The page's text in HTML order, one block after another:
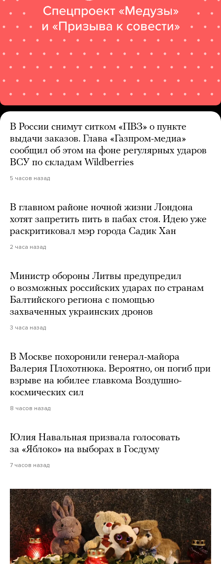
В России снимут ситком «ПВЗ» о пункте
выдачи заказов. Глава «Газпром-медиа»
сообщил об этом на фоне регулярных ударов
ВСУ по складам Wildberries
5 часов назад
В главном районе ночной жизни Лондона
хотят запретить пить в пабах стоя. Идею уже
раскритиковал мэр города Садик Хан
2 часа назад
Министр обороны Литвы предупредил
о возможных российских ударах по странам
Балтийского региона с помощью
захваченных украинских дронов
3 часа назад
В Москве похоронили генерал-майора
Валерия Плохотнюка. Вероятно, он погиб при
взрыве на юбилее главкома Воздушно-
космических сил
8 часов назад
Юлия Навальная призвала голосовать
за «Яблоко» на выборах в Госдуму
7 часов назад